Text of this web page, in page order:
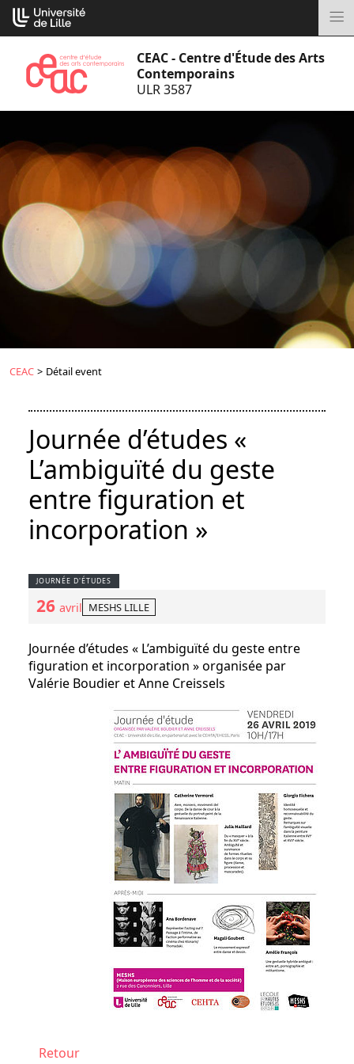
Aller
au
CEAC - Centre d'Étude des Arts
Contemporains
ULR 3587
CEAC > Détail event
Journée d’études «
L’ambiguïté du geste
entre figuration et
incorporation »
JOURNÉE D'ÉTUDES
26 avril MESHS LILLE
Journée d’études « L’ambiguïté du geste entre
figuration et incorporation » organisée par
Valérie Boudier et Anne Creissels
Retour
Cookies management panel